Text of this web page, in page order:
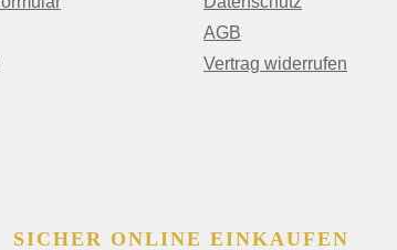
AGB
Vertrag widerrufen
SICHER ONLINE EINKAUFEN